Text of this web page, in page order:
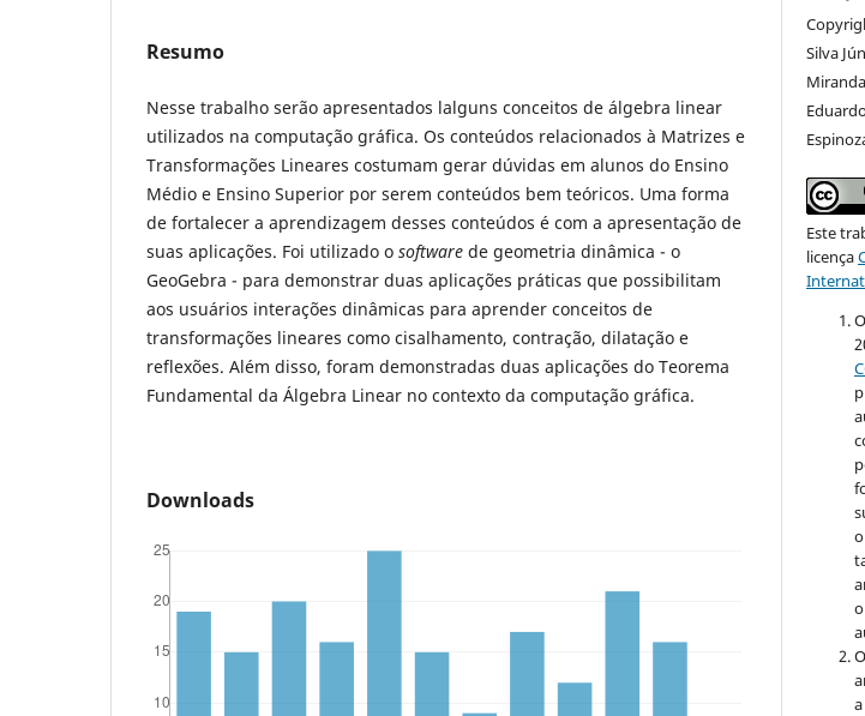
Resumo
Nesse trabalho serão apresentados lalguns conceitos de álgebra linear
utilizados na computação gráfica. Os conteúdos relacionados à Matrizes e
Transformações Lineares costumam gerar dúvidas em alunos do Ensino
Médio e Ensino Superior por serem conteúdos bem teóricos. Uma forma
de fortalecer a aprendizagem desses conteúdos é com a apresentação de
suas aplicações. Foi utilizado o software de geometria dinâmica - o
GeoGebra - para demonstrar duas aplicações práticas que possibilitam
aos usuários interações dinâmicas para aprender conceitos de
transformações lineares como cisalhamento, contração, dilatação e
reflexões. Além disso, foram demonstradas duas aplicações do Teorema
Fundamental da Álgebra Linear no contexto da computação gráfica.
Downloads
Silva
Este
licença